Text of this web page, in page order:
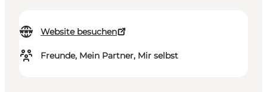
Website besuchen
Freunde, Mein Partner, Mir selbst